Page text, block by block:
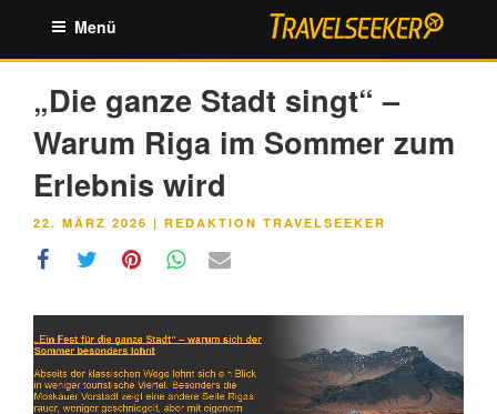
springen
Menü
„Die ganze Stadt singt“ –
Warum Riga im Sommer zum
Erlebnis wird
VERÖFFENTLICHT
22. MÄRZ 2026 | REDAKTION TRAVELSEEKER
Link Embed